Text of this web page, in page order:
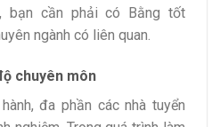
bạn cần phải có Bằng tốt
ngành có liên quan.
chuyên môn
đa phần các nhà tuyển